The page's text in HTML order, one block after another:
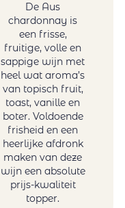
De Aus
chardonnay is
een frisse,
fruitige, volle en
sappige wijn met
heel wat aroma’s
van topisch fruit,
toast, vanille en
boter. Voldoende
frisheid en een
heerlijke afdronk
maken van deze
wijn een absolute
prijs-kwaliteit
topper.